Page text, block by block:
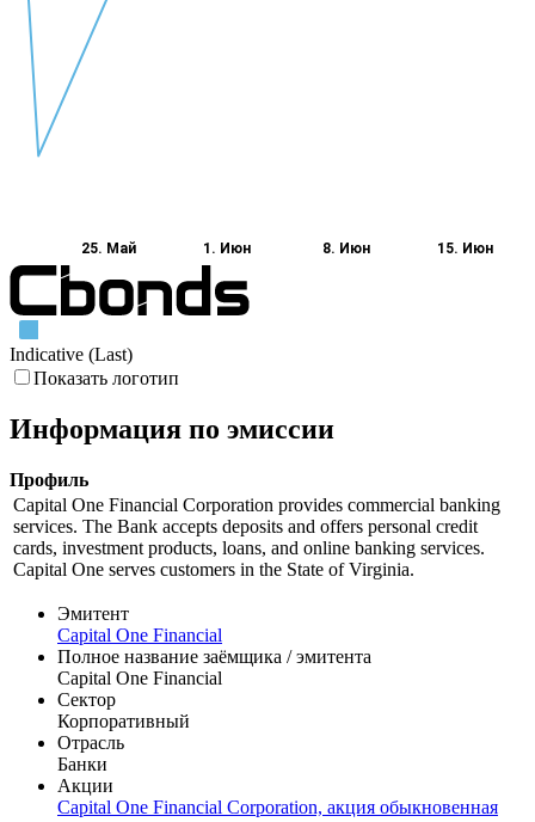
25. Май 1. Июн 8. Июн 15. Июн
Indicative (Last)
Показать логотип
Информация по эмиссии
Профиль
Capital One Financial Corporation provides commercial banking
services. The Bank accepts deposits and offers personal credit
cards, investment products, loans, and online banking services.
Capital One serves customers in the State of Virginia.
Эмитент
Capital One Financial
Полное название заёмщика / эмитента
Capital One Financial
Сектор
Корпоративный
Отрасль
Банки
Акции
Capital One Financial Corporation, акция обыкновенная